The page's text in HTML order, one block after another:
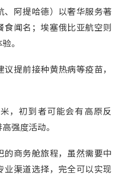
、阿提哈德）以奢华服务著
食闻名；埃塞俄比亚航空则
。
提前接种黄热病等疫苗，
，初到者可能会有高原反
强度活动。
的商务舱旅程，虽然需要中
业渠道选择，完全可以实现